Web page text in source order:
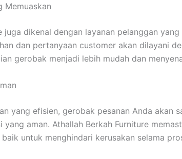
Memuaskan
juga dikenal dengan layanan pelanggan
dan pertanyaan customer akan dilayani
gerobak menjadi lebih mudah dan
yang efisien, gerobak pesanan Anda akan
aman. Athallah Berkah Furniture
untuk menghindari kerusakan selama